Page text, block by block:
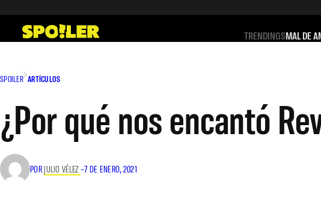
contenido
TRENDINGSMAL DE
SPOILER ARTÍCULOS
¿Por qué nos encantó
POR JULIO VÉLEZ –7 DE ENERO, 2021